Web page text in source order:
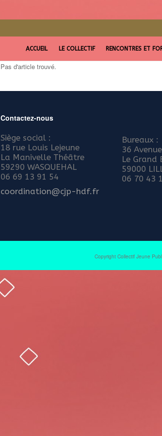
ACCUEIL LE COLLECTIF RENCONTRES ET
Pas d'article trouvé.
Contactez-nous
Siège social :
18 rue Louis Lejeune
La Manivelle Théâtre
59290 WASQUEHAL
06 69 13 91 54
coordination@cjp-hdf.fr
Bureaux :
36
Le Grand
59000
06 70 43
Copyright Collectif Jeune